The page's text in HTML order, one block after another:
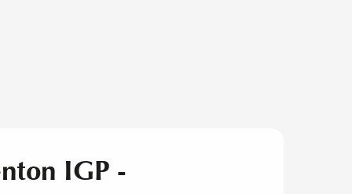
IGP -